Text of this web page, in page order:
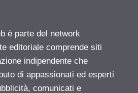
è parte del network
editoriale comprende siti
indipendente che
di appassionati ed esperti
comunicati e